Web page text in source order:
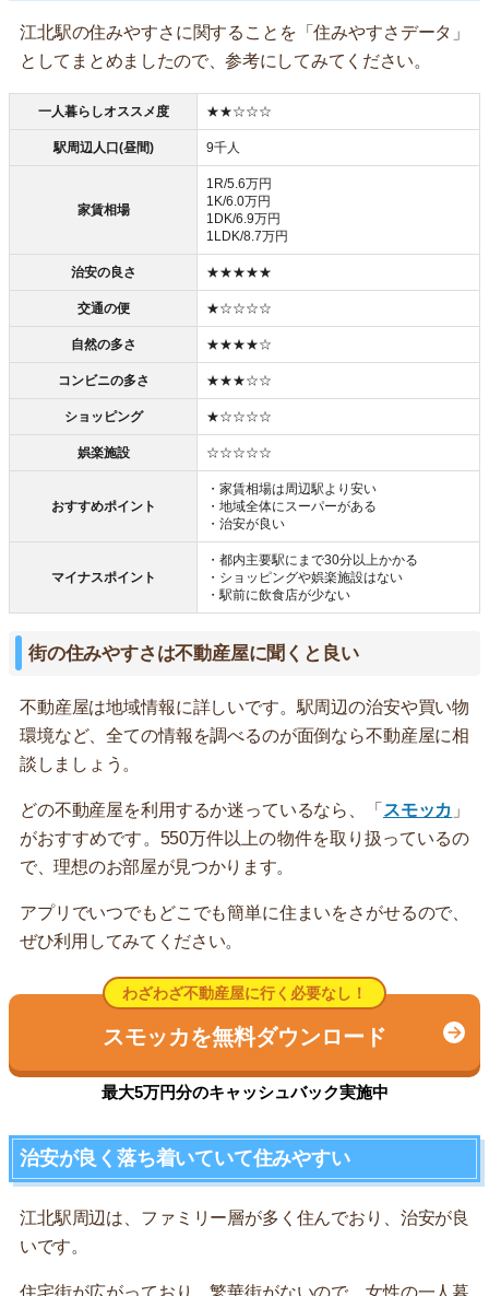
江北駅の住みやすさに関することを「住みやすさデータ」
としてまとめましたので、参考にしてみてください。
一人暮らしオススメ度 ★★☆☆☆
駅周辺人口(昼間) 9千人
家賃相場
1R/5.6万円
1K/6.0万円
1DK/6.9万円
1LDK/8.7万円
治安の良さ ★★★★★
交通の便 ★☆☆☆☆
自然の多さ ★★★★☆
コンビニの多さ ★★★☆☆
ショッピング ★☆☆☆☆
娯楽施設 ☆☆☆☆☆
おすすめポイント
・家賃相場は周辺駅より安い
・地域全体にスーパーがある
・治安が良い
マイナスポイント
・都内主要駅にまで30分以上かかる
・ショッピングや娯楽施設はない
・駅前に飲食店が少ない
街の住みやすさは不動産屋に聞くと良い
不動産屋は地域情報に詳しいです。駅周辺の治安や買い物
環境など、全ての情報を調べるのが面倒なら不動産屋に相
談しましょう。
どの不動産屋を利用するか迷っているなら、「 スモッカ 」
がおすすめです。550万件以上の物件を取り扱っているの
で、理想のお部屋が見つかります。
アプリでいつでもどこでも簡単に住まいをさがせるので、
ぜひ利用してみてください。
わざわざ不動産屋に行く必要なし！
スモッカを無料ダウンロード
最大5万円分のキャッシュバック実施中
治安が良く落ち着いていて住みやすい
江北駅周辺は、ファミリー層が多く住んでおり、治安が良
いです。
住宅街が広がっており、繁華街がないので、女性の一人暮